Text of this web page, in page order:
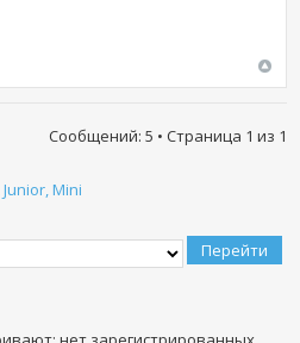
Сообщений: 5 • Страница 1 из 1
Mini